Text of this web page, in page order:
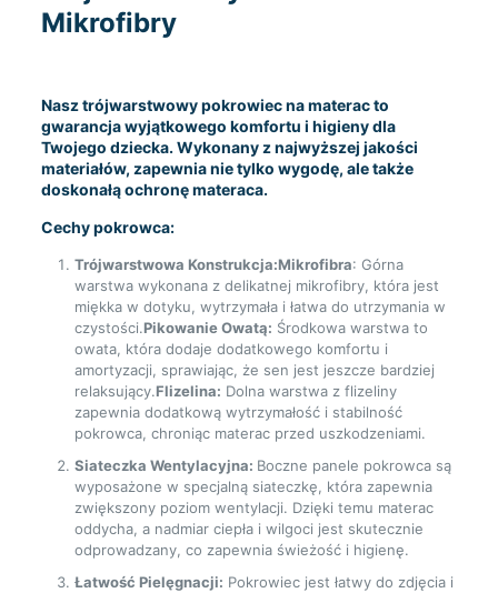
Mikrofibry
Nasz trójwarstwowy pokrowiec na materac to
gwarancja wyjątkowego komfortu i higieny dla
Twojego dziecka. Wykonany z najwyższej jakości
materiałów, zapewnia nie tylko wygodę, ale także
doskonałą ochronę materaca.
Cechy pokrowca:
Trójwarstwowa Konstrukcja:Mikrofibra: Górna
warstwa wykonana z delikatnej mikrofibry, która jest
miękka w dotyku, wytrzymała i łatwa do utrzymania w
czystości.Pikowanie Owatą: Środkowa warstwa to
owata, która dodaje dodatkowego komfortu i
amortyzacji, sprawiając, że sen jest jeszcze bardziej
relaksujący.Flizelina: Dolna warstwa z flizeliny
zapewnia dodatkową wytrzymałość i stabilność
pokrowca, chroniąc materac przed uszkodzeniami.
Siateczka Wentylacyjna: Boczne panele pokrowca są
wyposażone w specjalną siateczkę, która zapewnia
zwiększony poziom wentylacji. Dzięki temu materac
oddycha, a nadmiar ciepła i wilgoci jest skutecznie
odprowadzany, co zapewnia świeżość i higienę.
Łatwość Pielęgnacji: Pokrowiec jest łatwy do zdjęcia i